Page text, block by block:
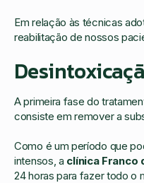
Em relação às técnicas
reabilitação de nossos
A primeira fase do
consiste em remover a
Como é um período que
intensos, a clínica Franco
24 horas para fazer todo o